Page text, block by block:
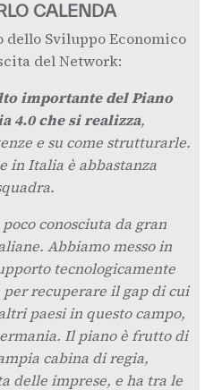
CALENDA
Sviluppo Economico
del Network:
importante del Piano
4.0 che si realizza,
e su come strutturarle.
in Italia è abbastanza
conosciuta da gran
Abbiamo messo in
tecnologicamente
recuperare il gap di cui
paesi in questo campo,
Il piano è frutto di
cabina di regia,
delle imprese, e ha tra le